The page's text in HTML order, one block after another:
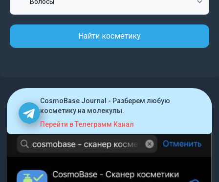
Найти косметику
CosmoBase Journal - Разберем любую
косметику на молекулы.
Перейти в Телеграмм Канал